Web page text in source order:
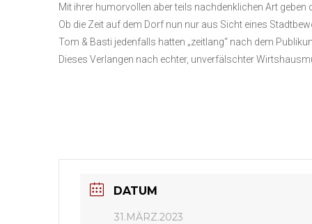
Mit ihrer humorvollen aber teils nachdenklichen Art
Ob die Zeit auf dem Dorf nun nur aus Sicht eines
Tom & Basti jedenfalls hatten „zeitlang“ nach dem
Dieses Verlangen nach echter, unverfälschter
DATUM
31.MÄRZ.2023